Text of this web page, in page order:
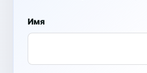
Имя